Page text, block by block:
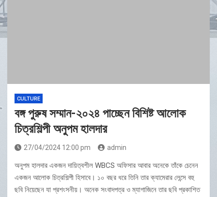
CULTURE
বঙ্গ পুরুষ সম্মান-২০২৪ পাচ্ছেন বিশিষ্ট আলোক
চিত্রশিল্পী অনুপম হালদার
27/04/2024 12:00 pm admin
অনুপম হালদার একজন দায়িত্বশীল WBCS অফিসার আবার অনেকে তাঁকে চেনেন
একজন আলোক চিত্রশিল্পী হিসাবে। ১০ বছর ধরে তিনি তার ক্যামেরার লেন্সে বহু
ছবি নিয়েছেন যা প্রশংসনীয়। অনেক সংবাদপত্র ও ম্যাগাজিনে তার ছবি প্রকাশিত